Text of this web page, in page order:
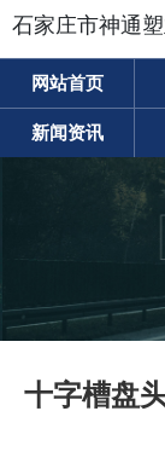
石家庄市神通
网站首页
新闻资讯
十字槽盘